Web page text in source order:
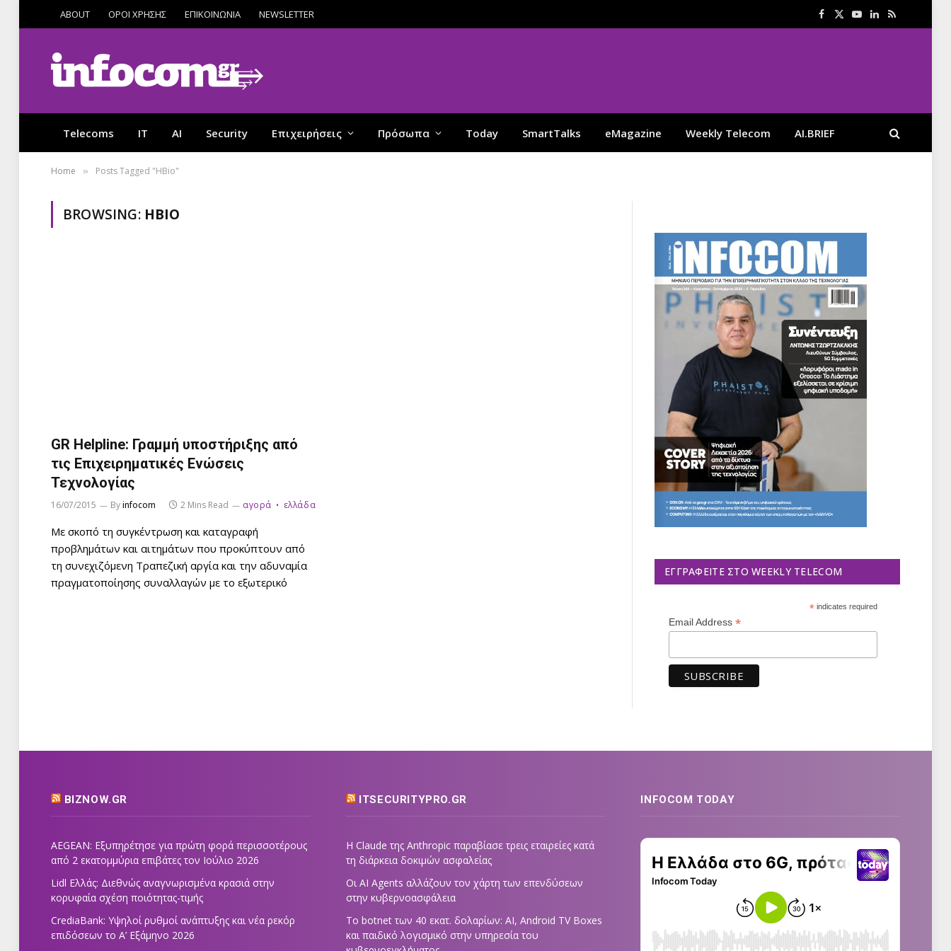
ABOUT ΟΡΟΙ ΧΡΗΣΗΣ ΕΠΙΚΟΙΝΩΝΙΑ NEWSLETTER Facebook
X
YouTube
LinkedIn
RSS
Telecoms IT AI Security Επιχειρήσεις Πρόσωπα Today SmartTalks eMagazine Weekly Telecom AI.BRIEF
Home » Posts Tagged "HBio"
BROWSING: HBIO
GR Helpline: Γραμμή υποστήριξης από
τις Επιχειρηματικές Ενώσεις
Τεχνολογίας
16/07/2015 Byinfocom 2 Mins Read αγορά ελλάδα
Με σκοπό τη συγκέντρωση και καταγραφή
προβλημάτων και αιτημάτων που προκύπτουν από
τη συνεχιζόμενη Τραπεζική αργία και την αδυναμία
πραγματοποίησης συναλλαγών με το εξωτερικό
ΕΓΓΡΑΦΕΊΤΕ ΣΤΟ WEEKLY TELECOM
*indicates required
Email Address *
BIZNOW.GR
AEGEAN: Εξυπηρέτησε για πρώτη φορά περισσοτέρους
από 2 εκατομμύρια επιβάτες τον Ιούλιο 2026
Lidl Ελλάς: Διεθνώς αναγνωρισμένα κρασιά στην
κορυφαία σχέση ποιότητας-τιμής
CrediaBank: Υψηλοί ρυθμοί ανάπτυξης και νέα ρεκόρ
επιδόσεων το Α’ Εξάμηνο 2026
ITSECURITYPRO.GR
Η Claude της Anthropic παραβίασε τρεις εταιρείες κατά
τη διάρκεια δοκιμών ασφαλείας
Οι AI Agents αλλάζουν τον χάρτη των επενδύσεων
στην κυβερνοασφάλεια
Το botnet των 40 εκατ. δολαρίων: AI, Android TV Boxes
και παιδικό λογισμικό στην υπηρεσία του
INFOCOM TODAY